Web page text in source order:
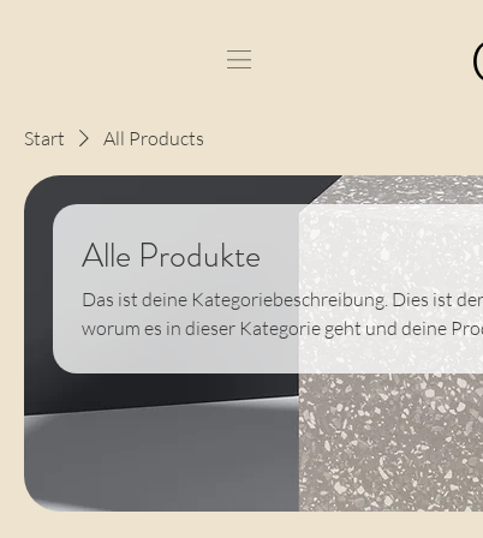
Start All Products
Alle Produkte
Das ist deine Kategoriebeschreibung. Dies ist
worum es in dieser Kategorie geht und deine